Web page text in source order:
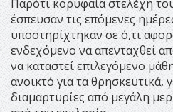
Παρότι κορυφαία στελέχη
έσπευσαν τις επόμενες
υποστηρίχτηκαν σε ό,τι
ενδεχόμενο να απενταχθεί
να καταστεί επιλεγόμενο
ανοικτό για τα θρησκευτικά,
διαμαρτυρίες από μεγάλη